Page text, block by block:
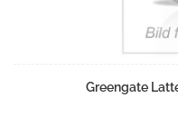
Greengate